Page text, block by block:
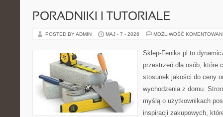
PORADNIKI I TUTORIALE
POSTED BY ADMIN MAJ - 7 - 2026 MOŻLIWOŚĆ
Sklep-Feniks.pl to
przestrzeń dla osób, które
stosunek jakości do ceny
wychodzenia z domu.
myślą o użytkownikach
inspiracji zakupowych,